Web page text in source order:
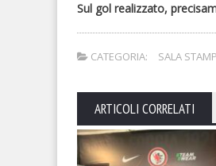
Sul gol realizzato,
CATEGORIA: SALA
ARTICOLI CORRELATI